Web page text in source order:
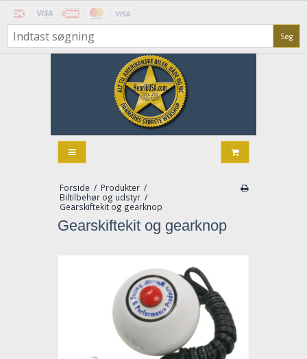
Søg
Forside / Produkter /
Biltilbehør og udstyr /
Gearskiftekit og gearknop
Gearskiftekit og gearknop